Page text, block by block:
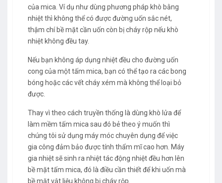
của mica. Ví dụ như dùng phương pháp khò bằng
nhiệt thì không thể có được đường uốn sắc nét,
thậm chí bề mặt cần uốn còn bị cháy rộp nếu khò
nhiệt không đều tay.
Nếu bạn không áp dụng nhiệt đều cho đường uốn
cong của một tấm mica, bạn có thể tạo ra các bong
bóng hoặc các vết cháy xém mà không thể loại bỏ
được.
Thay vì theo cách truyền thống là dùng khò lửa để
làm mềm tấm mica sau đó bẻ theo ý muốn thì
chúng tôi sử dụng máy móc chuyên dụng để việc
gia công đảm bảo được tính thẩm mĩ cao hơn. Máy
gia nhiệt sẽ sinh ra nhiệt tác động nhiệt đều hơn lên
bề mặt tấm mica, đó là điều cần thiết để khi uốn mà
bề mặt vật liệu không bị cháy rộp.